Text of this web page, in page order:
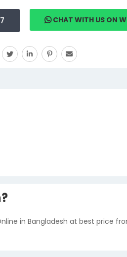
CHAT WITH US ON
in Bangladesh at best price